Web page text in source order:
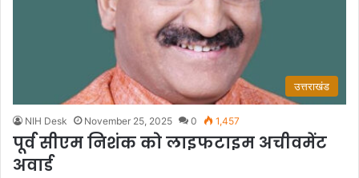
उत्तराखंड
NIH Desk November 25, 2025 0 1,457
पूर्व सीएम निशंक को लाइफटाइम अचीवमेंट
अवार्ड